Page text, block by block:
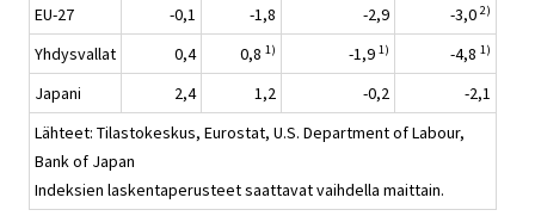
EU-27 -0,1 -1,8 -2,9 -3,0 2)
Yhdysvallat 0,4 0,8 1) -1,9 1) -4,8 1)
Japani 2,4 1,2 -0,2
-2,1
Lähteet: Tilastokeskus, Eurostat, U.S. Department of Labour,
Bank of Japan
Indeksien laskentaperusteet saattavat vaihdella maittain.